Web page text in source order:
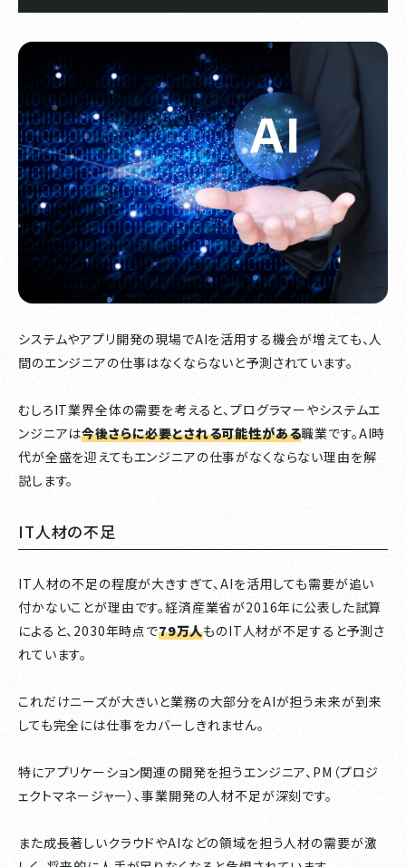
システムやアプリ開発の現場でAIを活用する機会が増えても、人
間のエンジニアの仕事はなくならないと予測されています。
むしろIT業界全体の需要を考えると、プログラマーやシステムエ
ンジニアは今後さらに必要とされる可能性がある職業です。AI時
代が全盛を迎えてもエンジニアの仕事がなくならない理由を解
説します。
IT人材の不足
IT人材の不足の程度が大きすぎて、AIを活用しても需要が追い
付かないことが理由です。経済産業省が2016年に公表した試算
によると、2030年時点で79万人ものIT人材が不足すると予測さ
れています。
これだけニーズが大きいと業務の大部分をAIが担う未来が到来
しても完全には仕事をカバーしきれません。
特にアプリケーション関連の開発を担うエンジニア、PM（プロジ
ェクトマネージャー）、事業開発の人材不足が深刻です。
また成長著しいクラウドやAIなどの領域を担う人材の需要が激